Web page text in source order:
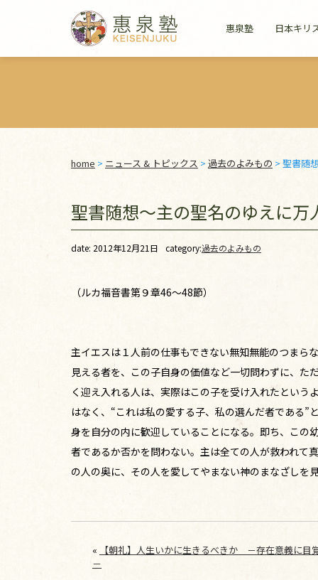
惠泉塾 日本キリ
home > ニュース & トピックス > 過去のよみもの > 聖書随
聖書随想～主の聖名のゆえに万
date: 2012年12月21日 category:過去のよみもの
（ルカ福音書第９章46～48節）
主イエスは１人前の仕事もできない無知無能のつまら
見える者を、この子自身の価値など一切問わずに、
く迎え入れる人は、実際はこの子を受け入れたという
はなく、“これは私の愛する子、私の選んだ者である
身を自分の内に歓迎していることになる。即ち、この
者であるか否かを問わない。主は全ての人が救われ
の人の奥に、その人を愛してやまない神のまなざしを
«
【朝礼】人生いかに生きるべきか －存在意義に目
－